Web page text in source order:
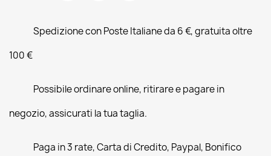
Spedizione con Poste Italiane da 6 €, gratuita oltre
100 €
Possibile ordinare online, ritirare e pagare in
negozio, assicurati la tua taglia.
Paga in 3 rate, Carta di Credito, Paypal, Bonifico